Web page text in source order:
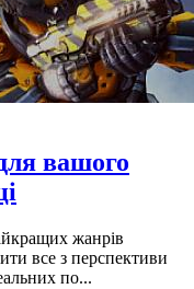
вашого
жанрів
все з перспективи
по...